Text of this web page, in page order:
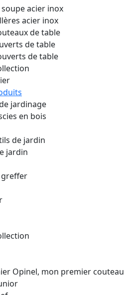
acier inox
acier inox
de table
de table
de table
jardinage
en bois
de jardin
jardin
greffer
Opinel, mon premier couteau